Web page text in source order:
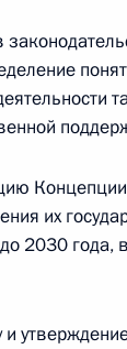
по
их
2030
и